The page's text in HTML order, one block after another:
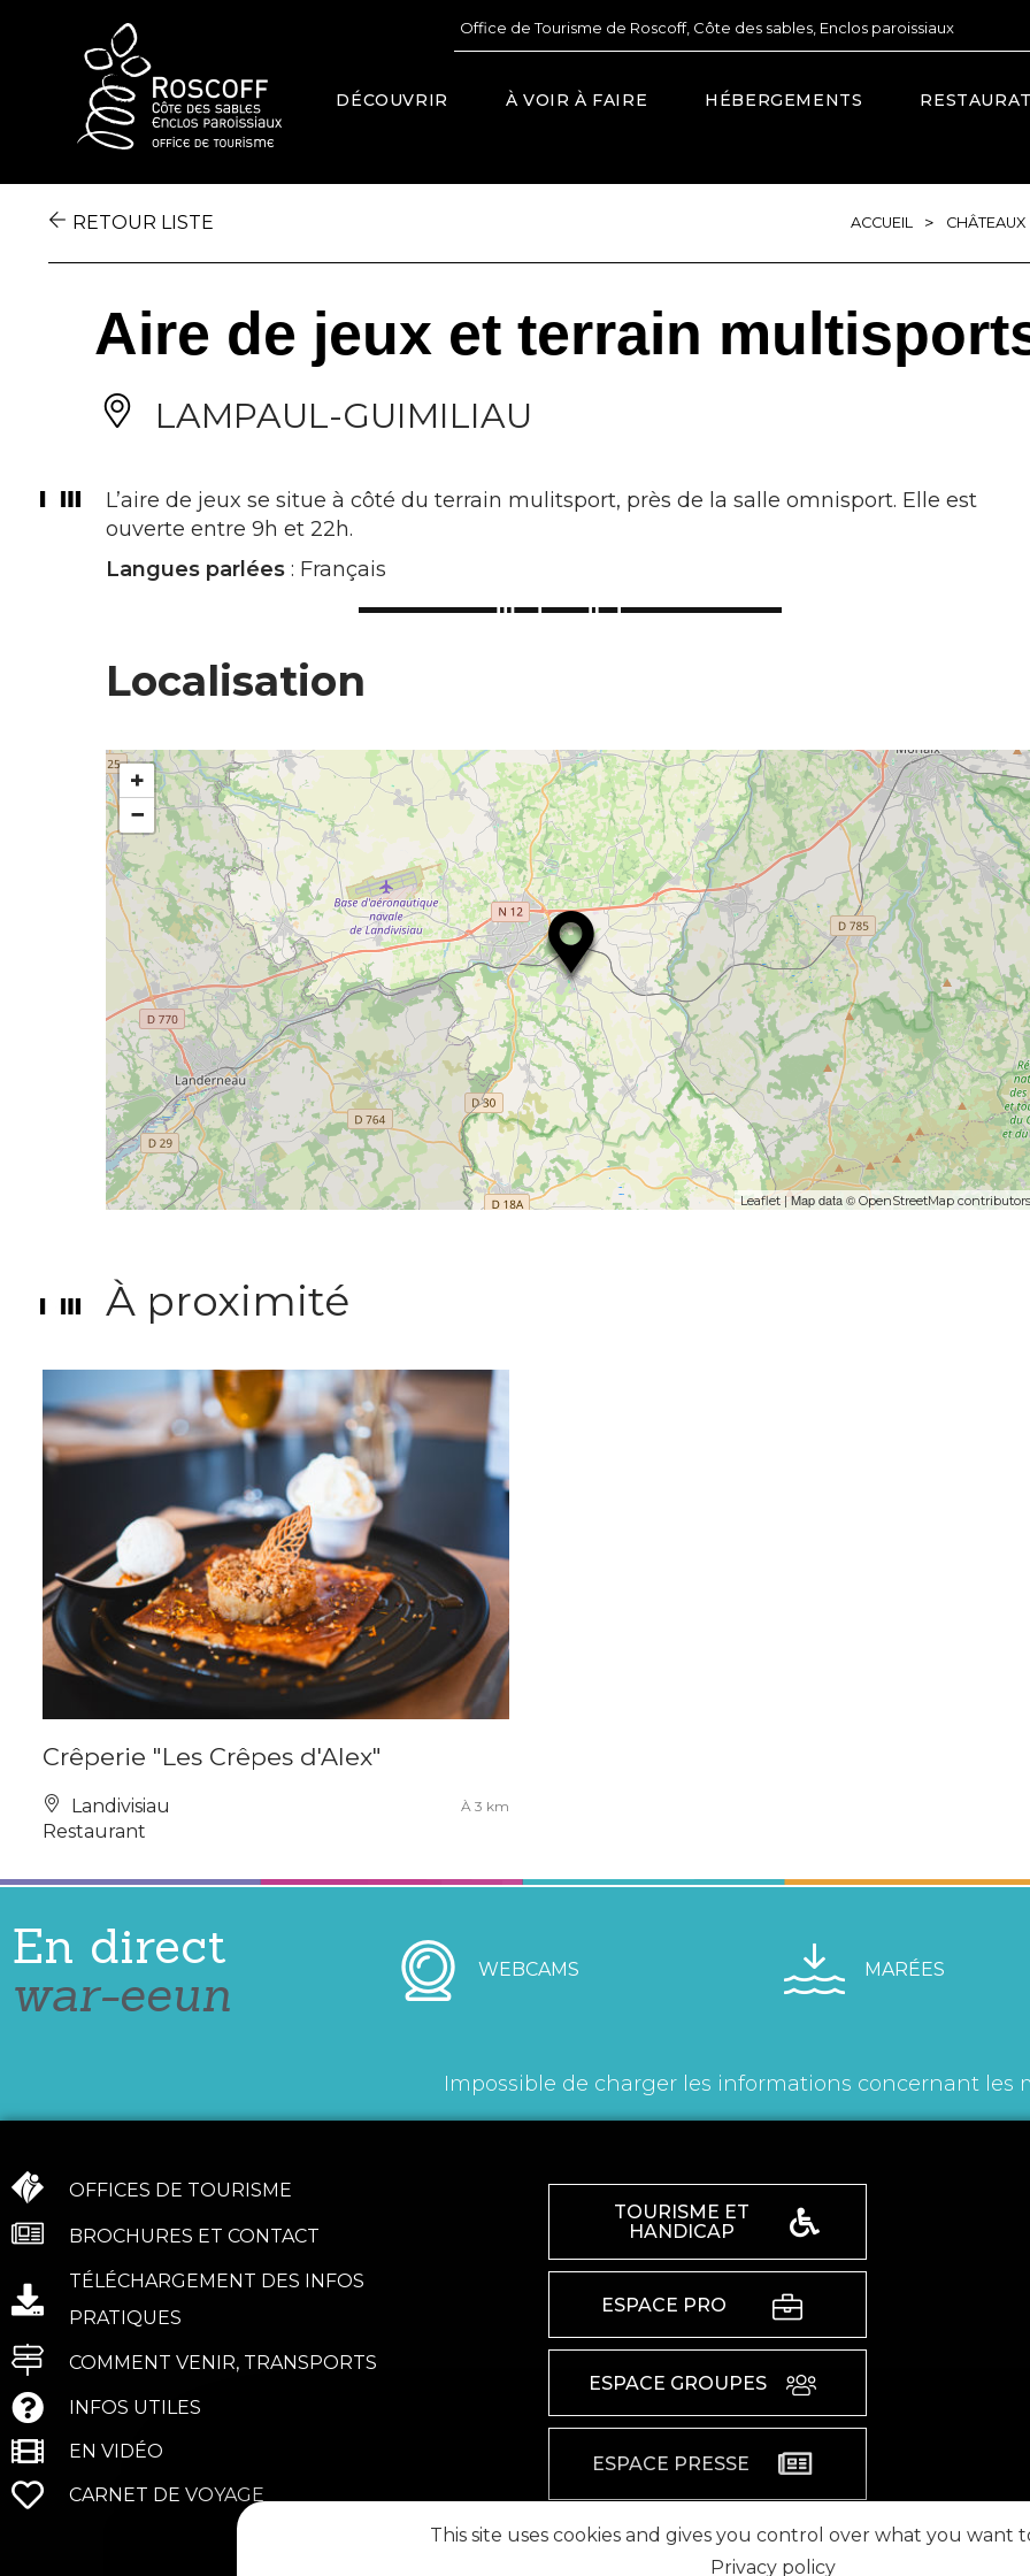
Office de Tourisme de Roscoff, Côte des sables, Enclos paroissiaux
DÉCOUVRIR À VOIR À FAIRE HÉBERGEMENTS
RETOUR LISTE ACCUEIL >
Aire de jeux et terrain
LAMPAUL-GUIMILIAU
L’aire de jeux se situe à côté du terrain mulitsport, près de la salle omnisport. Elle est
ouverte entre 9h et 22h.
Langues parlées : Français
Localisation
+
−
Leaflet | Map data ©OpenStreetMap
À proximité
Crêperie "Les Crêpes d'Alex"
Landivisiau À 3 km
Restaurant
En direct
war-eeun WEBCAMS MARÉES
Impossible de charger les informations concernant les
OFFICES DE TOURISME
BROCHURES ET CONTACT
TÉLÉCHARGEMENT DES INFOS
PRATIQUES
COMMENT VENIR, TRANSPORTS
INFOS UTILES
EN VIDÉO
CARNET DE VOYAGE
TOURISME ET
HANDICAP
ESPACE PRO
ESPACE GROUPES
ESPACE PRESSE
RETROUVEZ-NOUS SUR
This site uses cookies and gives you control over what you want
Privacy policy